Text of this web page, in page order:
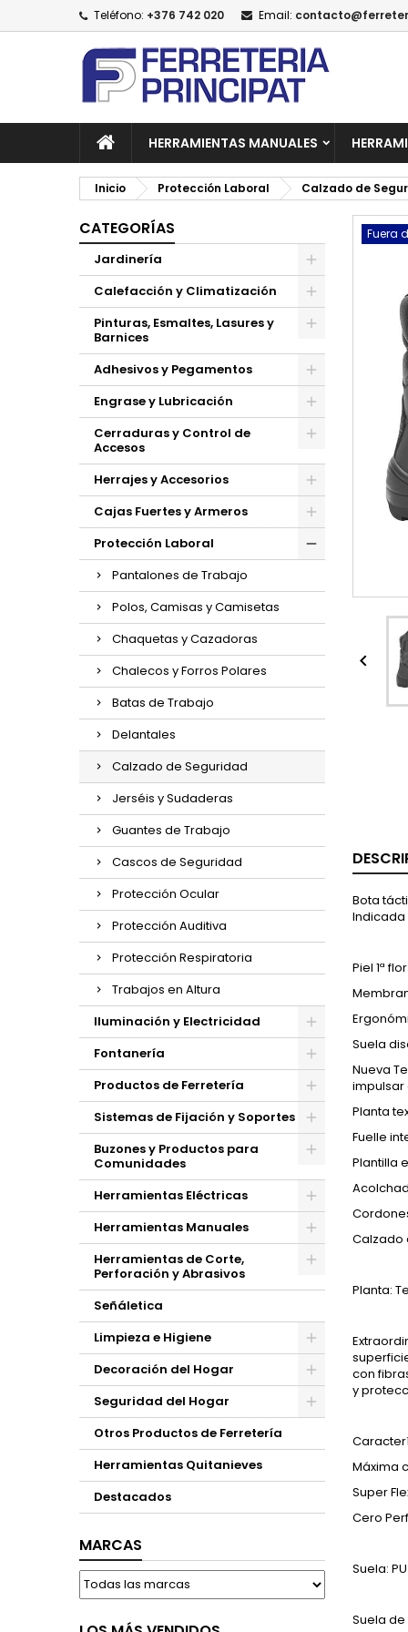
Teléfono: +376 742 020 Email:
HERRAMIENTAS MANUALES
Inicio Protección Laboral Calzado de
CATEGORÍAS
Jardinería
Calefacción y Climatización
Pinturas, Esmaltes, Lasures y
Barnices
Adhesivos y Pegamentos
Engrase y Lubricación
Cerraduras y Control de
Accesos
Herrajes y Accesorios
Cajas Fuertes y Armeros
Protección Laboral
Pantalones de Trabajo
Polos, Camisas y Camisetas
Chaquetas y Cazadoras
Chalecos y Forros Polares
Batas de Trabajo
Delantales
Calzado de Seguridad
Jerséis y Sudaderas
Guantes de Trabajo
Cascos de Seguridad
Protección Ocular
Protección Auditiva
Protección Respiratoria
Trabajos en Altura
Iluminación y Electricidad
Fontanería
Productos de Ferretería
Sistemas de Fijación y Soportes
Buzones y Productos para
Comunidades
Herramientas Eléctricas
Herramientas Manuales
Herramientas de Corte,
Perforación y Abrasivos
Señáletica
Limpieza e Higiene
Decoración del Hogar
Seguridad del Hogar
Otros Productos de Ferretería
Herramientas Quitanieves
Destacados
MARCAS
Fuera

Bota
Indicada
Piel 1ª
Suela
Nueva
impulsar
Planta
Fuelle
Plantilla
Calzado
Planta:
con
y
Máxima
Super
Cero
Suela:
Suela